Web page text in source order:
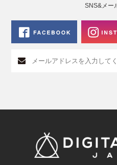
SNS&メー